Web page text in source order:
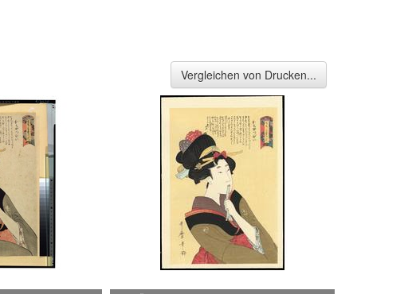
Vergleichen von Drucken...